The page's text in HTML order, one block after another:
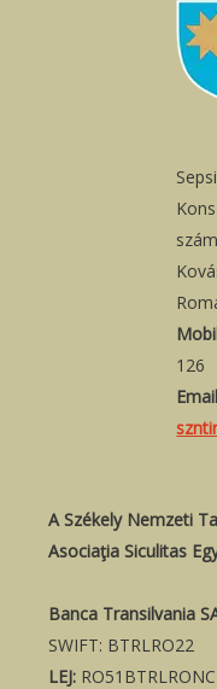
szám
126
A Székely Nemzeti
Asociaţia Siculitas
Banca Transilvania
SWIFT: BTRLRO22
LEJ: